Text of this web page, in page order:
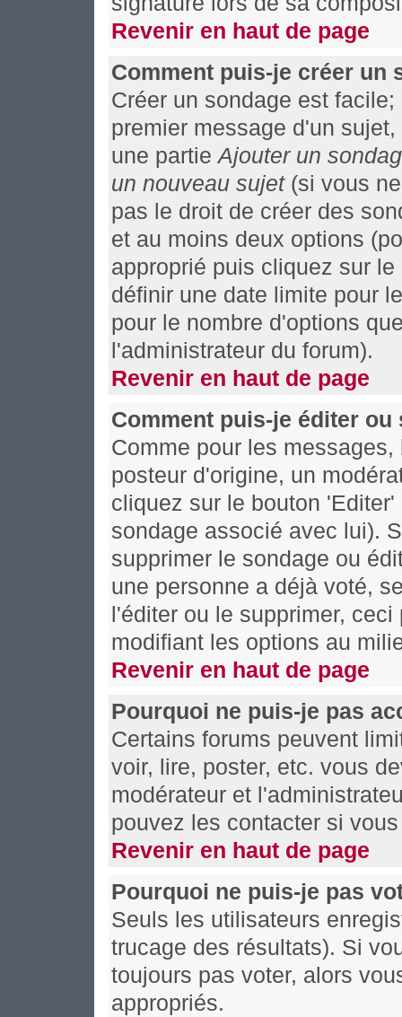
Revenir en haut de page
Comment puis-je créer un
Créer un sondage est
premier message d'un
une partieAjouter un
un nouveau sujet(si vous
pas le droit de créer des
et au moins deux options
approprié puis cliquez sur
définir une date limite pour
pour le nombre d'options
l'administrateur du forum).
Revenir en haut de page
Comment puis-je éditer
Comme pour les
posteur d'origine, un
cliquez sur le bouton
sondage associé avec lui).
supprimer le sondage ou
une personne a déjà voté,
l'éditer ou le supprimer,
modifiant les options au
Revenir en haut de page
Pourquoi ne puis-je pas
Certains forums peuvent
voir, lire, poster, etc. vous
modérateur et
pouvez les contacter si
Revenir en haut de page
Pourquoi ne puis-je pas
Seuls les utilisateurs
trucage des résultats). Si
toujours pas voter, alors
appropriés.